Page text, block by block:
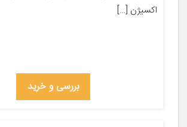
اکسیژن […]
بررسی و خرید